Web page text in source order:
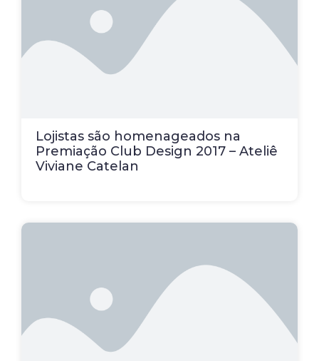
Lojistas são homenageados na
Premiação Club Design 2017 – Ateliê
Viviane Catelan